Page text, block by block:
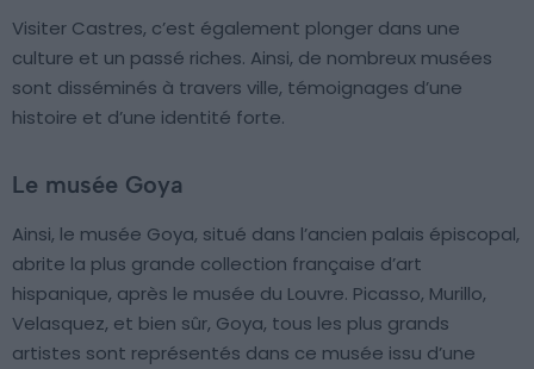
Visiter Castres, c’est également plonger dans une
culture et un passé riches. Ainsi, de nombreux musées
sont disséminés à travers ville, témoignages d’une
histoire et d’une identité forte.
Le musée Goya
Ainsi, le musée Goya, situé dans l’ancien palais épiscopal,
abrite la plus grande collection française d’art
hispanique, après le musée du Louvre. Picasso, Murillo,
Velasquez, et bien sûr, Goya, tous les plus grands
artistes sont représentés dans ce musée issu d’une